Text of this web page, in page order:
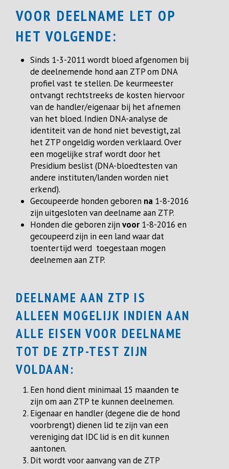
VOOR DEELNAME LET OP
HET VOLGENDE:
Sinds 1-3-2011 wordt bloed afgenomen bij
de deelnemende hond aan ZTP om DNA
profiel vast te stellen. De keurmeester
ontvangt rechtstreeks de kosten hiervoor
van de handler/eigenaar bij het afnemen
van het bloed. Indien DNA-analyse de
identiteit van de hond niet bevestigt, zal
het ZTP ongeldig worden verklaard. Over
een mogelijke straf wordt door het
Presidium beslist (DNA-bloedtesten van
andere instituten/landen worden niet
erkend).
Gecoupeerde honden geboren na 1-8-2016
zijn uitgesloten van deelname aan ZTP.
Honden die geboren zijnvoor 1-8-2016 en
gecoupeerd zijn in een land waar dat
toentertijd werd toegestaan mogen
deelnemen aan ZTP.
DEELNAME AAN ZTP IS
ALLEEN MOGELIJK INDIEN AAN
ALLE EISEN VOOR DEELNAME
TOT DE ZTP-TEST ZIJN
VOLDAAN:
Een hond dient minimaal 15 maanden te
zijn om aan ZTP te kunnen deelnemen.
Eigenaar en handler (degene die de hond
voorbrengt) dienen lid te zijn van een
vereniging dat IDC lid is en dit kunnen
aantonen.
Dit wordt voor aanvang van de ZTP